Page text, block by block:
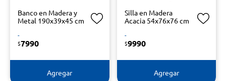
Banco en Madera y
Metal 190x39x45 cm
-
$7990
Agregar
Silla en Madera
Acacia 54x76x76 cm
-
$9990
Agregar